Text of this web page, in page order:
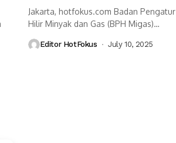
Jakarta, hotfokus.com Badan Pengatur
Hilir Minyak dan Gas (BPH Migas)
Editor HotFokus July 10, 2025